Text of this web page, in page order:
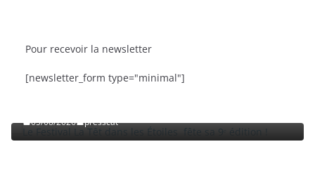
Pour recevoir la newsletter
[newsletter_form type="minimal"]
Têt dans les Étoiles fête sa 9ᵉ édition
03/08/2026